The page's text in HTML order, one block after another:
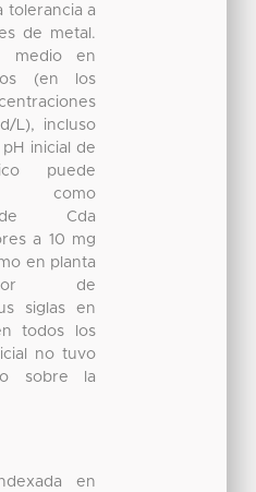
tolerancia a
de metal.
medio en
(en los
L), incluso
inicial de
puede
como
de Cda
a 10 mg
en planta
de
siglas en
todos los
no tuvo
sobre la
en